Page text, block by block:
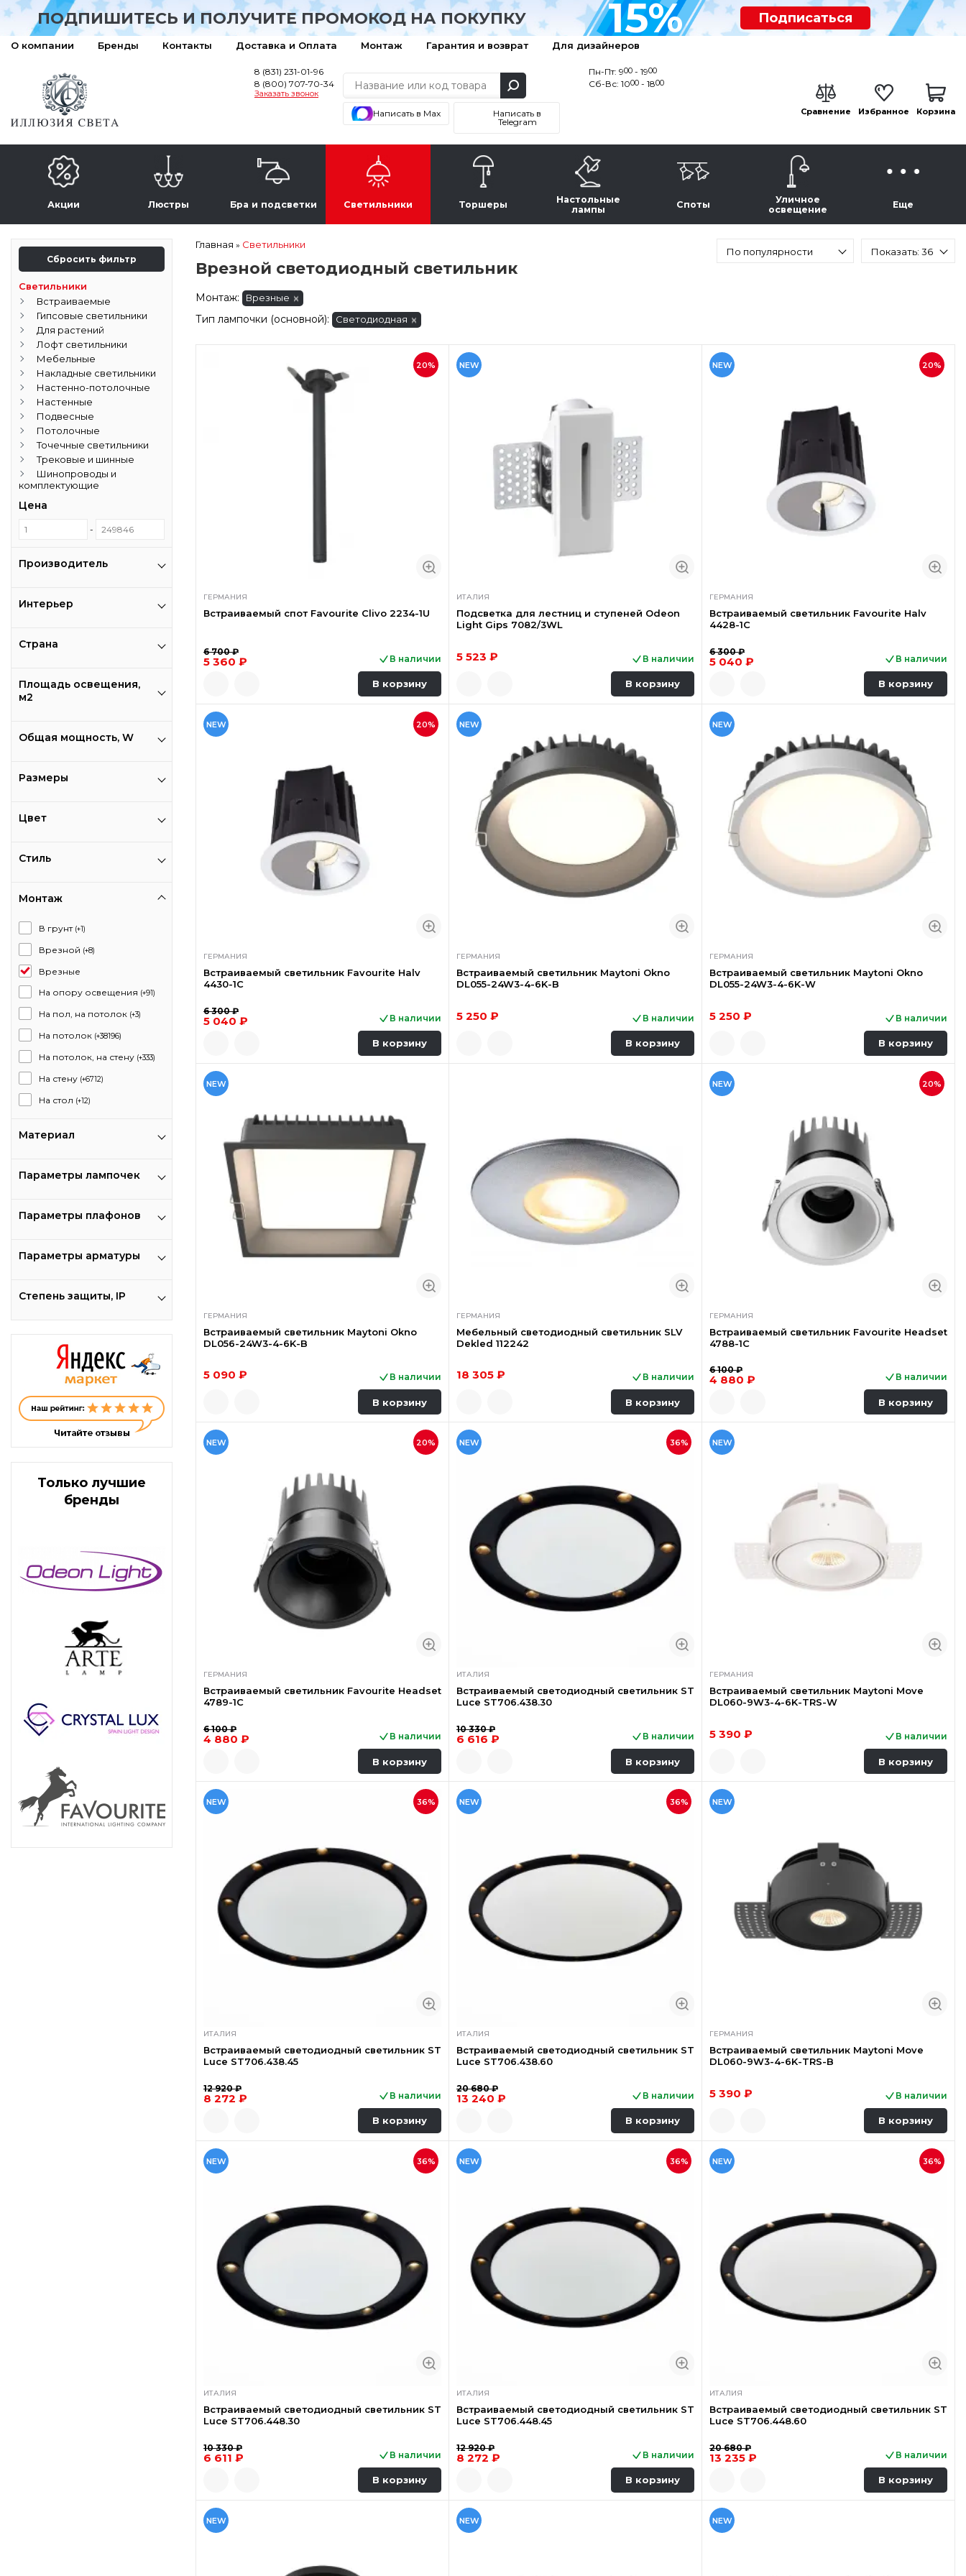
ПОДПИШИТЕСЬ И ПОЛУЧИТЕ ПРОМОКОД НА ПОКУПКУ 15% Подписаться
О компании Бренды Контакты Доставка и Оплата Монтаж Гарантия и возврат Для дизайнеров
8 (831) 231-01-96
8 (800) 707-70-34
Заказать звонок
Написать в Max
Написать в
Telegram
Пн-Пт: 900 - 1900
Сб-Вс: 1000 - 1800
Сравнение Избранное Корзина
Акции Люстры Бра и подсветки Светильники Торшеры
Настольные
лампы
Споты
Уличное
освещение
Еще
Сбросить фильтр
Светильники
Встраиваемые
Гипсовые светильники
Для растений
Лофт светильники
Мебельные
Накладные светильники
Настенно-потолочные
Настенные
Подвесные
Потолочные
Точечные светильники
Трековые и шинные
Шинопроводы и
комплектующие
Цена
-
Производитель
Интерьер
Страна
Площадь освещения,
м2
Общая мощность, W
Размеры
Цвет
Стиль
Монтаж
В грунт (+1)
Врезной (+8)
Врезные
На опору освещения (+91)
На пол, на потолок (+3)
На потолок (+38196)
На потолок, на стену (+333)
На стену (+6712)
На стол (+12)
Материал
Параметры лампочек
Параметры плафонов
Параметры арматуры
Степень защиты, IP
Только лучшие
бренды
Главная » Светильники
Врезной светодиодный светильник
По популярности Показать: 36
Монтаж: Врезные
Тип лампочки (основной): Светодиодная
20%
ГЕРМАНИЯ
Встраиваемый спот Favourite Clivo 2234-1U
6 700 ₽
5 360 ₽ В наличии
В корзину
NEW
ИТАЛИЯ
Подсветка для лестниц и ступеней Odeon
Light Gips 7082/3WL
5 523 ₽ В наличии
В корзину
NEW 20%
ГЕРМАНИЯ
Встраиваемый светильник Favourite Halv
4428-1C
6 300 ₽
5 040 ₽ В наличии
В корзину
NEW 20%
ГЕРМАНИЯ
Встраиваемый светильник Favourite Halv
4430-1C
6 300 ₽
5 040 ₽ В наличии
В корзину
NEW
ГЕРМАНИЯ
Встраиваемый светильник Maytoni Okno
DL055-24W3-4-6K-B
5 250 ₽ В наличии
В корзину
NEW
ГЕРМАНИЯ
Встраиваемый светильник Maytoni Okno
DL055-24W3-4-6K-W
5 250 ₽ В наличии
В корзину
NEW
ГЕРМАНИЯ
Встраиваемый светильник Maytoni Okno
DL056-24W3-4-6K-B
5 090 ₽ В наличии
В корзину
ГЕРМАНИЯ
Мебельный светодиодный светильник SLV
Dekled 112242
18 305 ₽ В наличии
В корзину
NEW 20%
ГЕРМАНИЯ
Встраиваемый светильник Favourite Headset
4788-1C
6 100 ₽
4 880 ₽ В наличии
В корзину
NEW 20%
ГЕРМАНИЯ
Встраиваемый светильник Favourite Headset
4789-1C
6 100 ₽
4 880 ₽ В наличии
В корзину
NEW 36%
ИТАЛИЯ
Встраиваемый светодиодный светильник ST
Luce ST706.438.30
10 330 ₽
6 616 ₽ В наличии
В корзину
NEW
ГЕРМАНИЯ
Встраиваемый светильник Maytoni Move
DL060-9W3-4-6K-TRS-W
5 390 ₽ В наличии
В корзину
NEW 36%
ИТАЛИЯ
Встраиваемый светодиодный светильник ST
Luce ST706.438.45
12 920 ₽
8 272 ₽ В наличии
В корзину
NEW 36%
ИТАЛИЯ
Встраиваемый светодиодный светильник ST
Luce ST706.438.60
20 680 ₽
13 240 ₽ В наличии
В корзину
NEW
ГЕРМАНИЯ
Встраиваемый светильник Maytoni Move
DL060-9W3-4-6K-TRS-B
5 390 ₽ В наличии
В корзину
NEW 36%
ИТАЛИЯ
Встраиваемый светодиодный светильник ST
Luce ST706.448.30
10 330 ₽
6 611 ₽ В наличии
В корзину
NEW 36%
ИТАЛИЯ
Встраиваемый светодиодный светильник ST
Luce ST706.448.45
12 920 ₽
8 272 ₽ В наличии
В корзину
NEW 36%
ИТАЛИЯ
Встраиваемый светодиодный светильник ST
Luce ST706.448.60
20 680 ₽
13 235 ₽ В наличии
В корзину
NEW NEW NEW